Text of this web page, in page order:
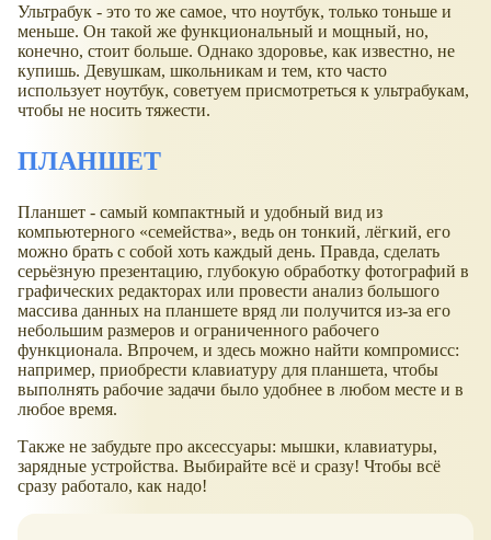
Ультрабук - это то же самое, что ноутбук, только тоньше и
меньше. Он такой же функциональный и мощный, но,
конечно, стоит больше. Однако здоровье, как известно, не
купишь. Девушкам, школьникам и тем, кто часто
использует ноутбук, советуем присмотреться к ультрабукам,
чтобы не носить тяжести.
ПЛАНШЕТ
Планшет - самый компактный и удобный вид из
компьютерного «семейства», ведь он тонкий, лёгкий, его
можно брать с собой хоть каждый день. Правда, сделать
серьёзную презентацию, глубокую обработку фотографий в
графических редакторах или провести анализ большого
массива данных на планшете вряд ли получится из-за его
небольшим размеров и ограниченного рабочего
функционала. Впрочем, и здесь можно найти компромисс:
например, приобрести клавиатуру для планшета, чтобы
выполнять рабочие задачи было удобнее в любом месте и в
любое время.
Также не забудьте про аксессуары: мышки, клавиатуры,
зарядные устройства. Выбирайте всё и сразу! Чтобы всё
сразу работало, как надо!